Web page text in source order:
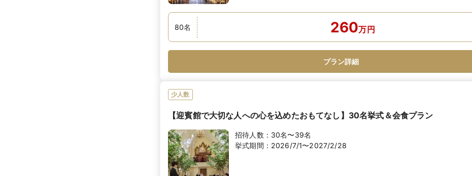
80名 260万円
プラン詳細
少人数
【迎賓館で大切な人への心を込めたおもてなし】30名挙式＆会食プラン
招待人数： 30名〜39名
挙式期間： 2026/7/1〜2027/2/28